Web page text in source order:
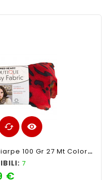
cached visibility
Filato In Tulle Ideale Per Sciarpe 100 Gr 27 Mt Colore Rosso Maculato Nero
7
€